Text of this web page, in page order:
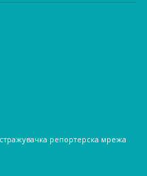
репортерска мрежа